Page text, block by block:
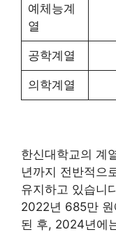
예체능계
열
공학계열
의학계열
한신대학교의 계
년까지 전반적으
유지하고 있습니
2022년 685만
된 후, 2024년에